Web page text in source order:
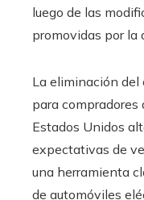
luego de las
promovidas por la
La eliminación del
para compradores
Estados Unidos
expectativas de
una herramienta
de automóviles